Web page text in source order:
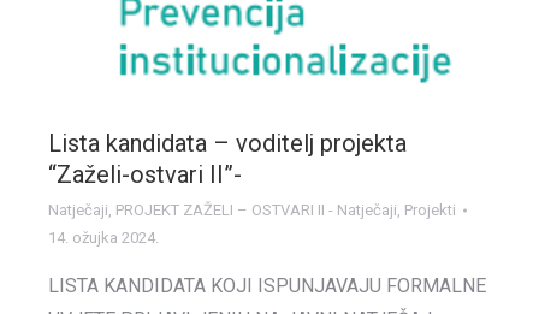
Lista kandidata – voditelj projekta
“Zaželi-ostvari II”-
Natječaji, PROJEKT ZAŽELI – OSTVARI II - Natječaji, Projekti
14. ožujka 2024.
LISTA KANDIDATA KOJI ISPUNJAVAJU FORMALNE